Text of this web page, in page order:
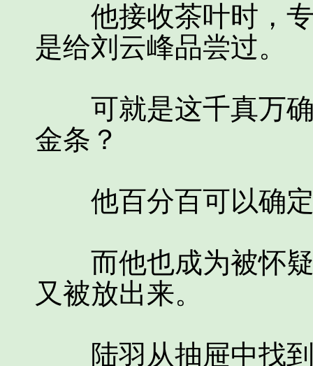
他接收茶叶时，专
是给刘云峰品尝过。
可就是这千真万确
金条？
他百分百可以确定
而他也成为被怀疑
又被放出来。
陆羽从抽屉中找到